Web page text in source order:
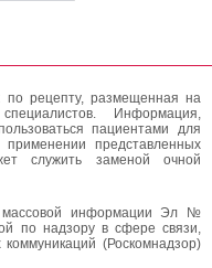
по рецепту, размещенная на
Информация,
пациентами для
представленных
служить заменой очной
массовой информации Эл №
по надзору в сфере связи,
(Роскомнадзор)